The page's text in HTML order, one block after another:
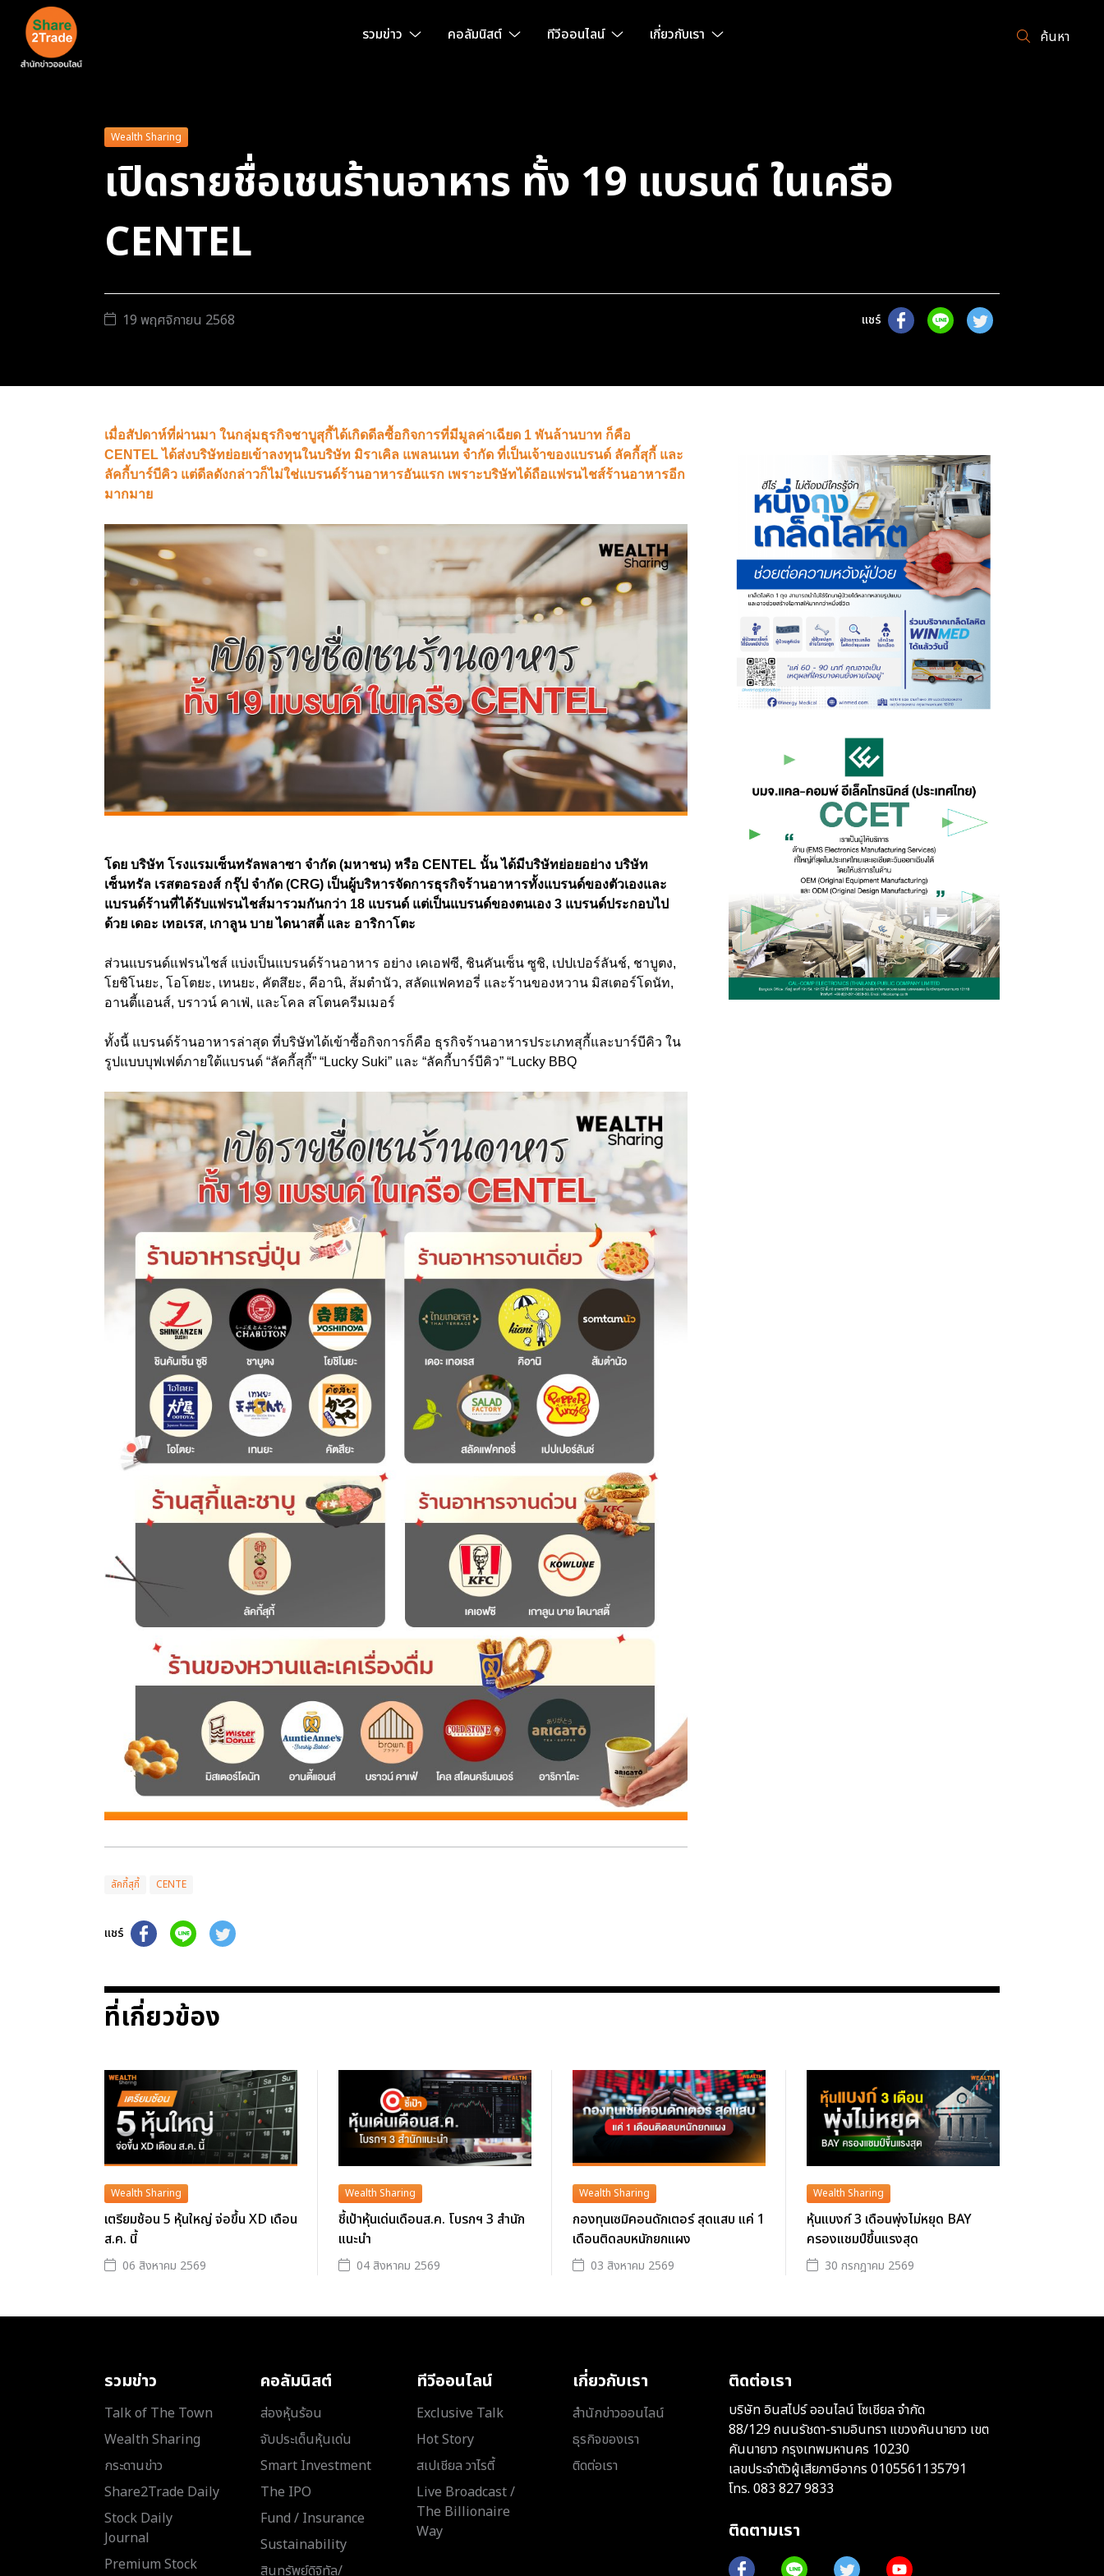
รวมข่าว คอลัมนิสต์ ทีวีออนไลน์ เกี่ยวกับเรา ค้นหา
Wealth Sharing
เปิดรายชื่อเชนร้านอาหาร ทั้ง 19 แบรนด์ ในเครือ
CENTEL
19 พฤศจิกายน 2568 แชร์
เมื่อสัปดาห์ที่ผ่านมา ในกลุ่มธุรกิจชาบูสุกี้ได้เกิดดีลซื้อกิจการที่มีมูลค่าเฉียด 1 พันล้านบาท ก็คือ
CENTEL ได้ส่งบริษัทย่อยเข้าลงทุนในบริษัท มิราเคิล แพลนเนท จำกัด ที่เป็นเจ้าของแบรนด์ ลัคกี้สุกี้ และ
ลัคกี้บาร์บีคิว แต่ดีลดังกล่าวก็ไม่ใช่แบรนด์ร้านอาหารอันแรก เพราะบริษัทได้ถือแฟรนไชส์ร้านอาหารอีก
มากมาย
โดย บริษัท โรงแรมเซ็นทรัลพลาซา จำกัด (มหาชน) หรือ CENTEL นั้น ได้มีบริษัทย่อยอย่าง บริษัท
เซ็นทรัล เรสตอรองส์ กรุ๊ป จำกัด (CRG) เป็นผู้บริหารจัดการธุรกิจร้านอาหารทั้งแบรนด์ของตัวเองและ
แบรนด์ร้านที่ได้รับแฟรนไชส์มารวมกันกว่า 18 แบรนด์ แต่เป็นแบรนด์ของตนเอง 3 แบรนด์ประกอบไป
ด้วย เดอะ เทอเรส, เกาลูน บาย ไดนาสตี้ และ อาริกาโตะ
ส่วนแบรนด์แฟรนไชส์ แบ่งเป็นแบรนด์ร้านอาหาร อย่าง เคเอฟซี, ชินคันเซ็น ซูชิ, เปปเปอร์ลันช์, ชาบูตง,
โยชิโนยะ, โอโตยะ, เทนยะ, คัตสึยะ, คีอานิ, ส้มตำนัว, สลัดแฟคทอรี่ และร้านของหวาน มิสเตอร์โดนัท,
อานตี้แอนส์, บราวน์ คาเฟ่, และโคล สโตนครีมเมอร์
ทั้งนี้ แบรนด์ร้านอาหารล่าสุด ที่บริษัทได้เข้าซื้อกิจการก็คือ ธุรกิจร้านอาหารประเภทสุกี้และบาร์บีคิว ใน
รูปแบบบุฟเฟต์ภายใต้แบรนด์ “ลัคกี้สุกี้” “Lucky Suki” และ “ลัคกี้บาร์บีคิว” “Lucky BBQ
ลัคกี้สุกี้ CENTE
แชร์
ที่เกี่ยวข้อง
Wealth Sharing
เตรียมช้อน 5 หุ้นใหญ่ จ่อขึ้น XD เดือน
ส.ค. นี้
06 สิงหาคม 2569
Wealth Sharing
ชี้เป้าหุ้นเด่นเดือนส.ค. โบรกฯ 3 สำนัก
แนะนำ
04 สิงหาคม 2569
Wealth Sharing
กองทุนเซมิคอนดักเตอร์ สุดแสบ แค่ 1
เดือนติดลบหนักยกแผง
03 สิงหาคม 2569
Wealth Sharing
หุ้นแบงก์ 3 เดือนพุ่งไม่หยุด BAY
ครองแชมป์ขึ้นแรงสุด
30 กรกฎาคม 2569
รวมข่าว
Talk of The Town
Wealth Sharing
กระดานข่าว
Share2Trade Daily
Stock Daily
Journal
Premium Stock
คอลัมนิสต์
ส่องหุ้นร้อน
จับประเด็นหุ้นเด่น
Smart Investment
The IPO
Fund / Insurance
Sustainability
สินทรัพย์ดิจิทัล/
ทีวีออนไลน์
Exclusive Talk
Hot Story
สเปเชียล วาไรตี้
Live Broadcast /
The Billionaire
Way
เกี่ยวกับเรา
สำนักข่าวออนไลน์
ธุรกิจของเรา
ติดต่อเรา
ติดต่อเรา
บริษัท อินสไปร์ ออนไลน์ โซเชียล จำกัด
88/129 ถนนรัชดา-รามอินทรา แขวงคันนายาว เขต
คันนายาว กรุงเทพมหานคร 10230
เลขประจำตัวผู้เสียภาษีอากร 0105561135791
โทร. 083 827 9833
ติดตามเรา